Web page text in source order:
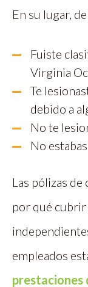
En su lugar,
Fuiste
Virginia
Te
debido a
No te
No
Las pólizas
por qué
empleados
prestaciones